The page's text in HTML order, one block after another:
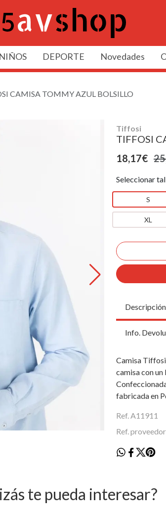
NIÑOS DEPORTE Novedades
CAMISA TOMMY AZUL BOLSILLO
Tiffosi
TIFFOSI
18,17€
Seleccionar
S
XL
Descripción
Info.
Camisa Tiffosi
camisa con
fabricada en
Ref. A11911
Ref.
te pueda interesar?